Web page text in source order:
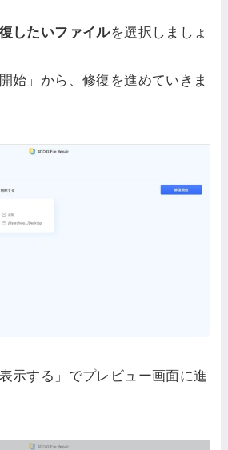
したいファイルを選択しましょ
始」から、修復を進めていきま
示する」でプレビュー画面に進